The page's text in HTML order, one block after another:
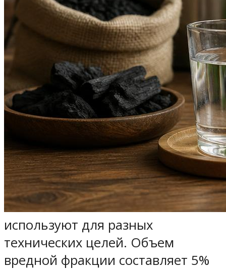
используют для разных
технических целей. Объем
вредной фракции составляет 5%